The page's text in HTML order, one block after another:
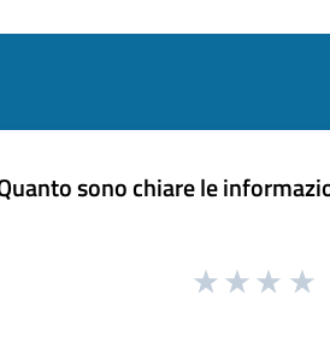
sono chiare le